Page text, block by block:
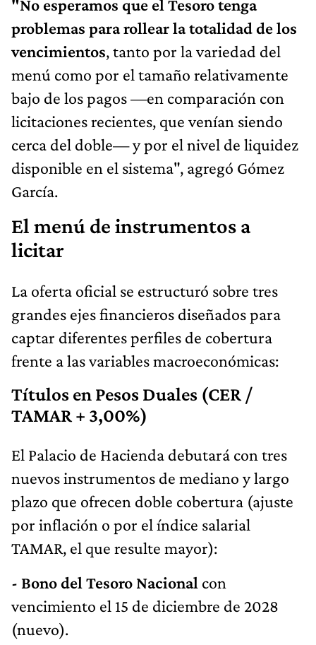
"No esperamos que el Tesoro tenga
problemas para rollear la totalidad de los
vencimientos, tanto por la variedad del
menú como por el tamaño relativamente
bajo de los pagos —en comparación con
licitaciones recientes, que venían siendo
cerca del doble— y por el nivel de liquidez
disponible en el sistema", agregó Gómez
García.
El menú de instrumentos a
licitar
La oferta oficial se estructuró sobre tres
grandes ejes financieros diseñados para
captar diferentes perfiles de cobertura
frente a las variables macroeconómicas:
Títulos en Pesos Duales (CER /
TAMAR + 3,00%)
El Palacio de Hacienda debutará con tres
nuevos instrumentos de mediano y largo
plazo que ofrecen doble cobertura (ajuste
por inflación o por el índice salarial
TAMAR, el que resulte mayor):
- Bono del Tesoro Nacional con
vencimiento el 15 de diciembre de 2028
(nuevo).